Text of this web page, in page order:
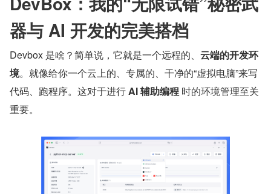
器与 AI 开发的完美搭档
Devbox 是啥？简单说，它就是一个远程的、 云端的开发环
境。就像给你一个云上的、专属的、干净的“虚拟电脑”来写
代码、跑程序。这对于进行 AI 辅助编程 时的环境管理至关
重要。